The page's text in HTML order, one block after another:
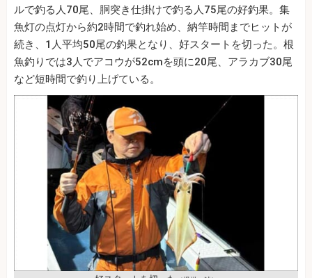
ルで釣る人70尾、胴突き仕掛けで釣る人75尾の好釣果。集
魚灯の点灯から約2時間で釣れ始め、納竿時間までヒットが
続き、1人平均50尾の釣果となり、好スタートを切った。根
魚釣りでは3人でアコウが52cmを頭に20尾、アラカブ30尾
など短時間で釣り上げている。